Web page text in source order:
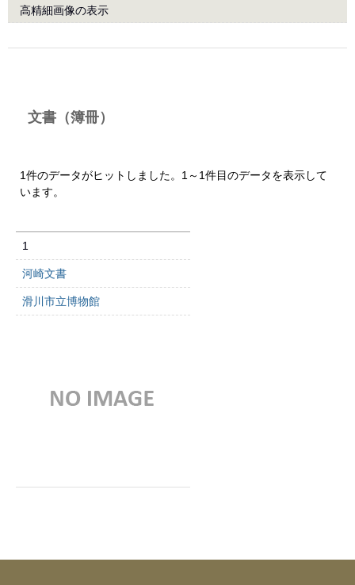
高精細画像の表示
文書（簿冊）
1件のデータがヒットしました。1～1件目のデータを表示して
います。
1
河崎文書
滑川市立博物館